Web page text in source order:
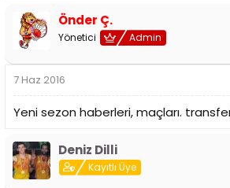
Önder Ç.
Yönetici Admin
7 Haz 2016
Yeni sezon haberleri, maçları.
Deniz Dilli
Kayıtlı Üye